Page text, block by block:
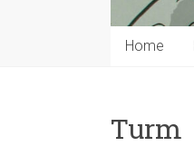
Home
Turm